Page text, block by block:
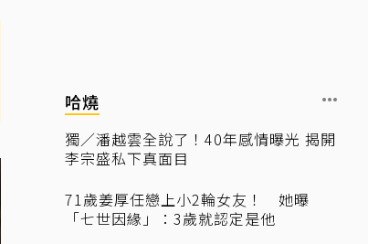
哈燒
獨／潘越雲全說了！40年感情曝光 揭開
李宗盛私下真面目
71歲姜厚任戀上小2輪女友！ 她曝
「七世因緣」：3歲就認定是他